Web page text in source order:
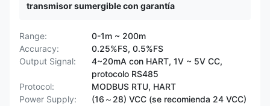
transmisor sumergible con garantía
Range:
0-1m ~ 200m
Accuracy:
0.25%FS, 0.5%FS
Output Signal:
4~20mA con HART, 1V ~ 5V CC,
protocolo RS485
Protocol:
MODBUS RTU, HART
Power Supply:
(16～28) VCC (se recomienda 24 VCC)